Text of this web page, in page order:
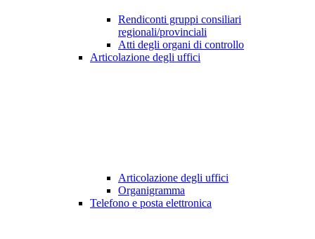
Rendiconti gruppi consiliari
regionali/provinciali
Atti degli organi di controllo
Articolazione degli uffici
Articolazione degli uffici
Organigramma
Telefono e posta elettronica